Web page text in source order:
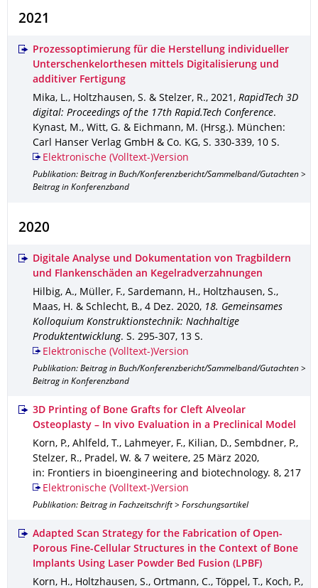
2021
Prozessoptimierung für die Herstellung individueller
Unterschenkelorthesen mittels Digitalisierung und
additiver Fertigung
Mika, L., Holtzhausen, S. & Stelzer, R., 2021 , RapidTech 3D
digital: Proceedings of the 17th Rapid.Tech Conference.
Kynast, M., Witt, G. & Eichmann, M. (Hrsg.). München:
Carl Hanser Verlag GmbH & Co. KG, S. 330-339, 10 S.
Elektronische (Volltext-)Version
Publikation: Beitrag in Buch/Konferenzbericht/Sammelband/Gutachten >
Beitrag in Konferenzband
2020
Digitale Analyse und Dokumentation von Tragbildern
und Flankenschäden an Kegelradverzahnungen
Hilbig, A., Müller, F., Sardemann, H., Holtzhausen, S.,
Maas, H. & Schlecht, B., 4 Dez. 2020, 18. Gemeinsames
Kolloquium Konstruktionstechnik: Nachhaltige
Produktentwicklung. S. 295-307, 13 S.
Elektronische (Volltext-)Version
Publikation: Beitrag in Buch/Konferenzbericht/Sammelband/Gutachten >
Beitrag in Konferenzband
3D Printing of Bone Grafts for Cleft Alveolar
Osteoplasty – In vivo Evaluation in a Preclinical Model
Korn, P., Ahlfeld, T., Lahmeyer, F., Kilian, D., Sembdner, P.,
Stelzer, R., Pradel, W. & 7 weitere, 25 März 2020,
in: Frontiers in bioengineering and biotechnology. 8, 217
Elektronische (Volltext-)Version
Publikation: Beitrag in Fachzeitschrift > Forschungsartikel
Adapted Scan Strategy for the Fabrication of Open-
Porous Fine-Cellular Structures in the Context of Bone
Implants Using Laser Powder Bed Fusion (LPBF)
Korn, H., Holtzhausen, S., Ortmann, C., Töppel, T., Koch, P.,